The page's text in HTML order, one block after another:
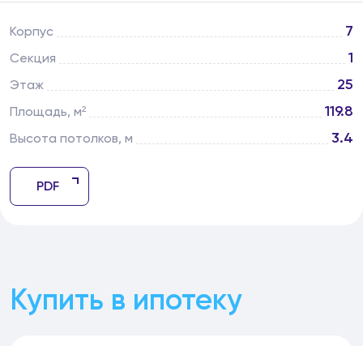
Корпус 7
Секция 1
Этаж 25
Площадь, м² 119.8
Высота потолков, м 3.4
PDF
Купить в ипотеку